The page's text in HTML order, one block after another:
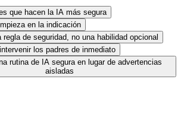
que hacen la IA más segura
en la indicación
regla de seguridad, no una habilidad opcional
los padres de inmediato
rutina de IA segura en lugar de advertencias
aisladas